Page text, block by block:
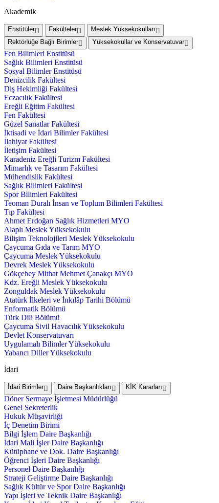
Akademik
Enstitüler Fakülteler
Meslek Yüksekokulları
Rektörlüğe Bağlı Birimler
Yüksekokullar ve Konservatuvar
Fen Bilimleri Enstitüsü
Sağlık Bilimleri Enstitüsü
Sosyal Bilimler Enstitüsü
Denizcilik Fakültesi
Diş Hekimliği Fakültesi
Eczacılık Fakültesi
Ereğli Eğitim Fakültesi
Fen Fakültesi
Güzel Sanatlar Fakültesi
İktisadi ve İdari Bilimler Fakültesi
İlahiyat Fakültesi
İletişim Fakültesi
Karadeniz Ereğli Turizm Fakültesi
Mimarlık ve Tasarım Fakültesi
Mühendislik Fakültesi
Sağlık Bilimleri Fakültesi
Spor Bilimleri Fakültesi
Teoman Duralı İnsan ve Toplum Bilimleri Fakültesi
Tıp Fakültesi
Ahmet Erdoğan Sağlık Hizmetleri MYO
Alaplı Meslek Yüksekokulu
Bilişim Teknolojileri Meslek Yüksekokulu
Çaycuma Gıda ve Tarım MYO
Çaycuma Meslek Yüksekokulu
Devrek Meslek Yüksekokulu
Gökçebey Mithat Mehmet Çanakçı MYO
Kdz. Ereğli Meslek Yüksekokulu
Zonguldak Meslek Yüksekokulu
Atatürk İlkeleri ve İnkılâp Tarihi Bölümü
Enformatik Bölümü
Türk Dili Bölümü
Çaycuma Sivil Havacılık Yüksekokulu
Devlet Konservatuvarı
Uygulamalı Bilimler Yüksekokulu
Yabancı Diller Yüksekokulu
İdari
İdari Birimler Daire Başkanlıkları KİK Kararları
Döner Sermaye İşletmesi Müdürlüğü
Genel Sekreterlik
Hukuk Müşavirliği
İç Denetim Birimi
Bilgi İşlem Daire Başkanlığı
İdari Mali İşler Daire Başkanlığı
Kütüphane ve Dok. Daire Başkanlığı
Öğrenci İşleri Daire Başkanlığı
Personel Daire Başkanlığı
Strateji Geliştirme Daire Başkanlığı
Sağlık Kültür ve Spor Daire Başkanlığı
Yapı İşleri ve Teknik Daire Başkanlığı